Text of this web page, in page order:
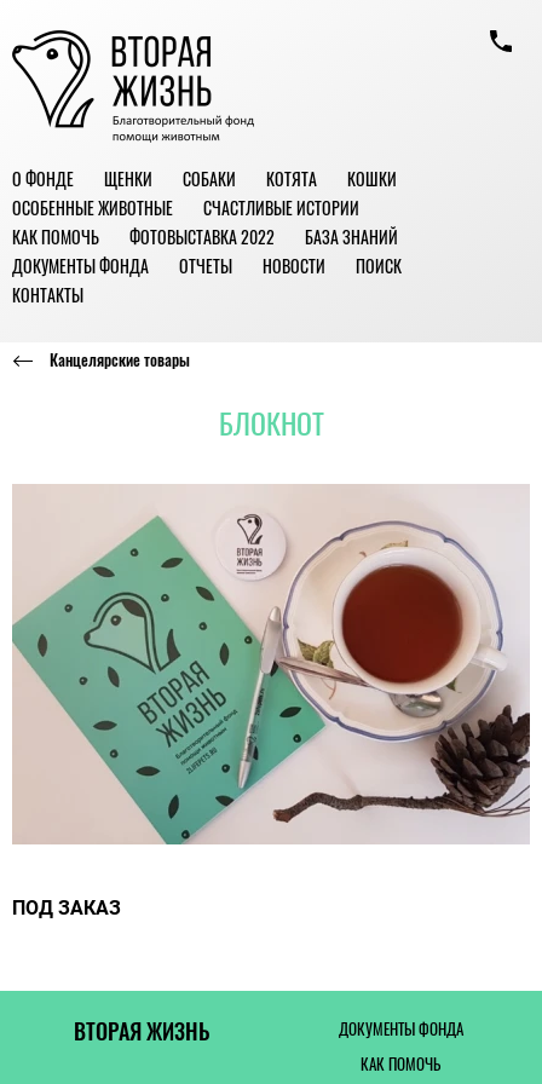
О ФОНДЕ ЩЕНКИ СОБАКИ КОТЯТА
КОШКИ
ОСОБЕННЫЕ ЖИВОТНЫЕ
СЧАСТЛИВЫЕ ИСТОРИИ
КАК ПОМОЧЬ
ФОТОВЫСТАВКА 2022
БАЗА ЗНАНИЙ
ДОКУМЕНТЫ ФОНДА
ОТЧЕТЫ НОВОСТИ
ПОИСК
КОНТАКТЫ
Канцелярские товары
БЛОКНОТ
ПОД ЗАКАЗ
ВТОРАЯ ЖИЗНЬ
ДОКУМЕНТЫ ФОНДА
КАК ПОМОЧЬ